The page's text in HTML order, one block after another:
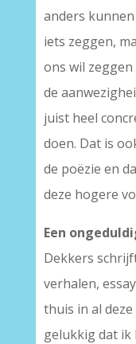
anders
iets zeggen,
ons wil
de
juist heel
doen. Dat is
de poëzie en
deze hogere
Een
Dekkers
verhalen,
thuis in al deze
gelukkig dat ik